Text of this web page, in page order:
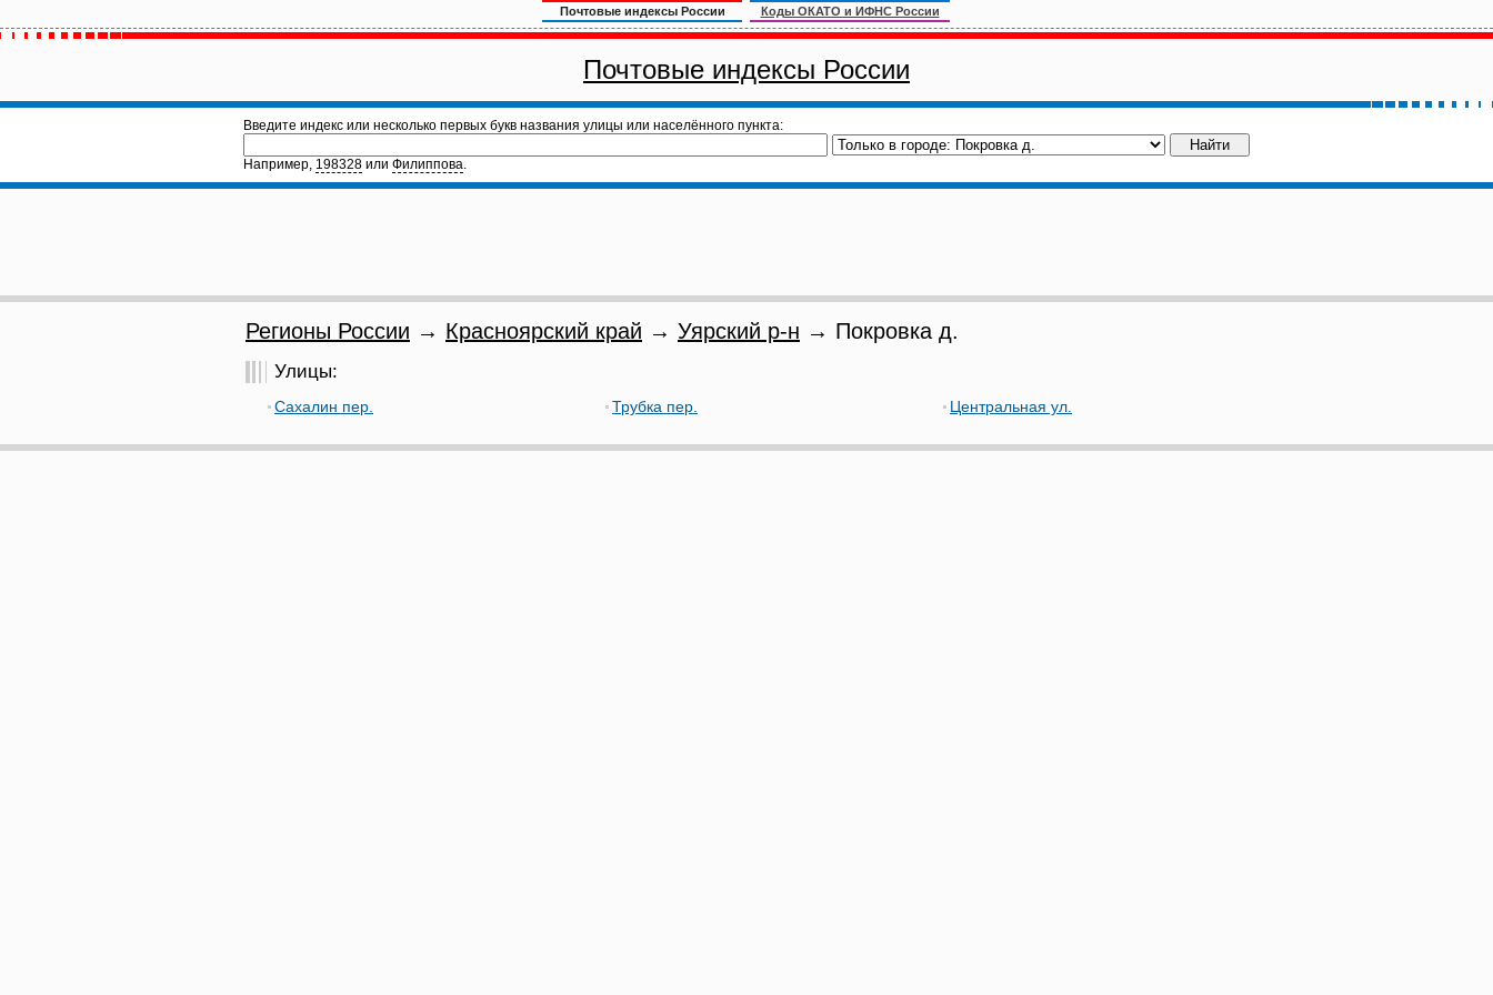
Почтовые индексы России Коды ОКАТО и ИФНС России
Почтовые индексы России
Введите индекс или несколько первых букв названия улицы или населённого пункта:
Например, 198328 или Филиппова.
Регионы России → Красноярский край → Уярский р-н → Покровка д.
Улицы:
Сахалин пер. Трубка пер. Центральная ул.